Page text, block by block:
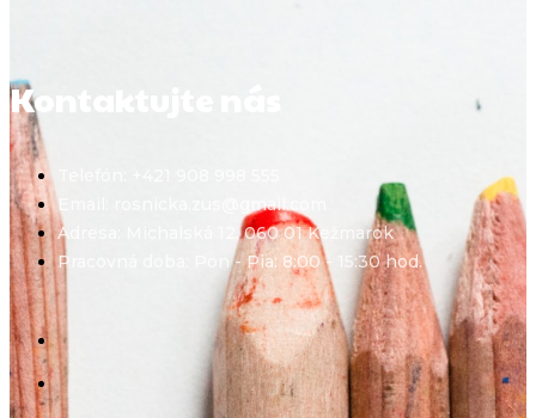
Kontaktujte nás
Email: rosnicka.zus@gmail.com
Adresa: Michalská 12, 060 01 Kežmarok
Pracovná doba: Pon - Pia: 8:00 - 15:30 hod.